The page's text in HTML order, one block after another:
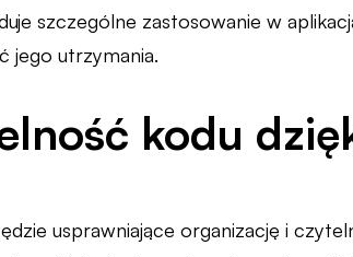
szczególne zastosowanie w
jego utrzymania.
kodu
usprawniające organizację i